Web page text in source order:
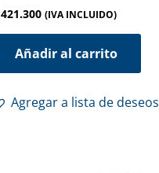
421.300 (IVA INCLUIDO)
Añadir al carrito
Agregar a lista de deseos